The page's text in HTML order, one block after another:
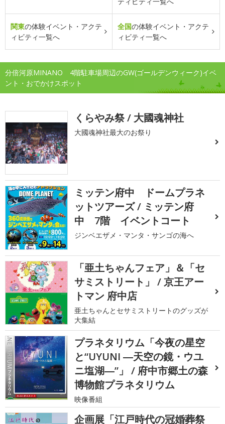
関東の体験イベント・アクテ
ィビティ一覧へ
全国の体験イベント・アクテ
ィビティ一覧へ
分倍河原MINANO 4階駐車場周辺のGW(ゴールデンウィーク)イベ
ント・おでかけスポット
くらやみ祭 / 大國魂神社
大國魂神社最大のお祭り
ミッテン府中 ドームプラネ
ットツアーズ / ミッテン府
中 7階 イベントコート
ジンベエザメ・マンタ・サンゴの海へ
「亜土ちゃんフェア」＆「セ
サミストリート」 / 京王アー
トマン 府中店
亜土ちゃんとセサミストリートのグッズが
大集結
プラネタリウム「今夜の星空
と“UYUNI ―天空の鏡・ウユ
ニ塩湖―”」 / 府中市郷土の森
博物館プラネタリウム
映像番組
企画展「江戸時代の冠婚葬祭